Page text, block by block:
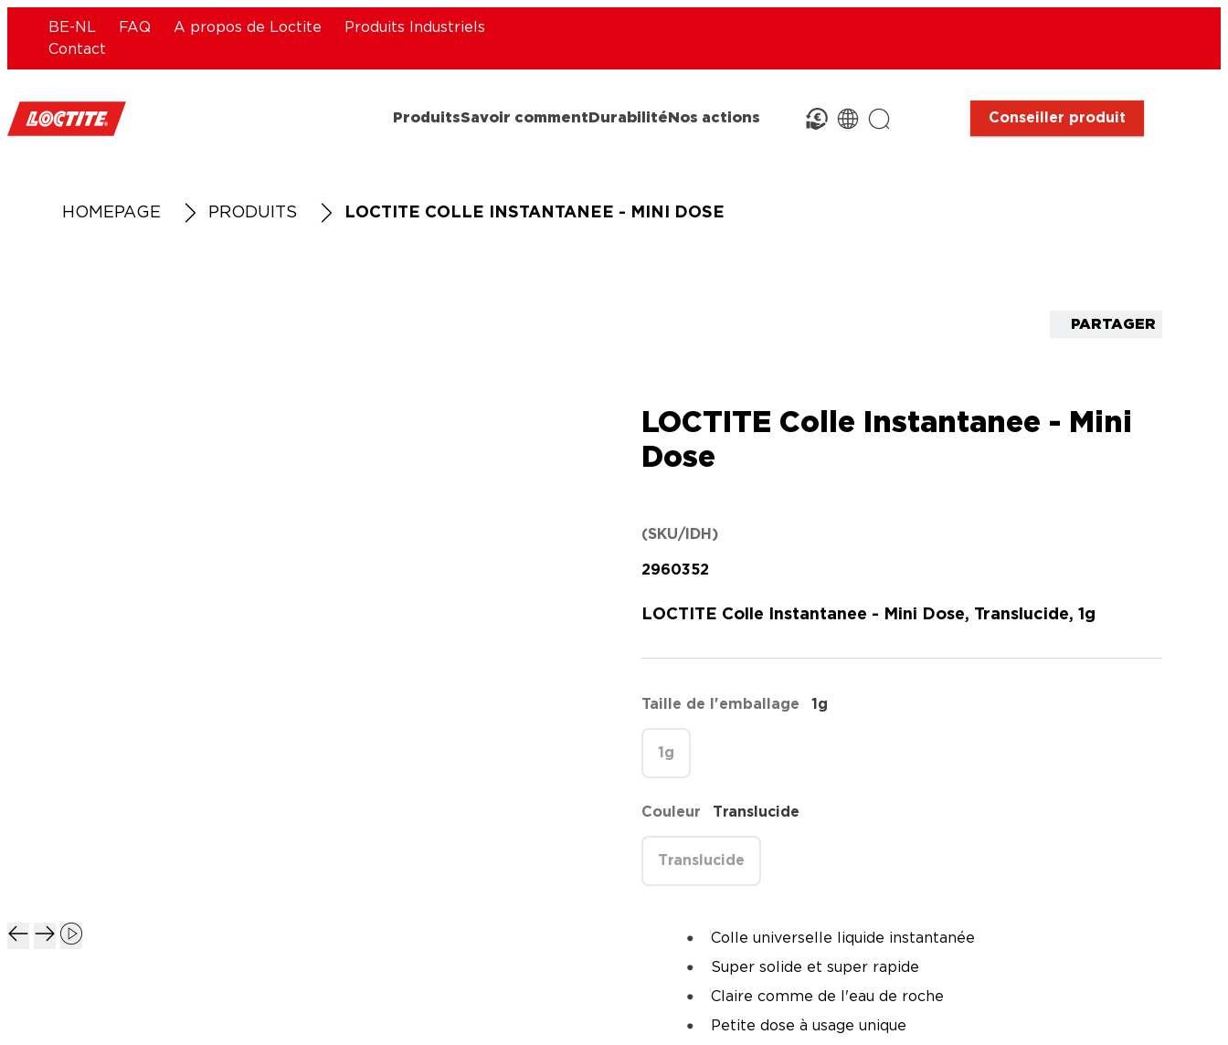
BE-NL FAQ A propos de Loctite
Produits Industriels
Contact
ProduitsSavoir comment Durabilité Nos actions Conseiller produit
HOMEPAGE PRODUITS LOCTITE COLLE INSTANTANEE - MINI DOSE
PARTAGER
LOCTITE Colle Instantanee - Mini
Dose
(SKU/IDH)
2960352
LOCTITE Colle Instantanee - Mini Dose, Translucide, 1g
Taille de l'emballage 1g
1g
Couleur Translucide
Translucide
Colle universelle liquide instantanée
Super solide et super rapide
Claire comme de l'eau de roche
Petite dose à usage unique